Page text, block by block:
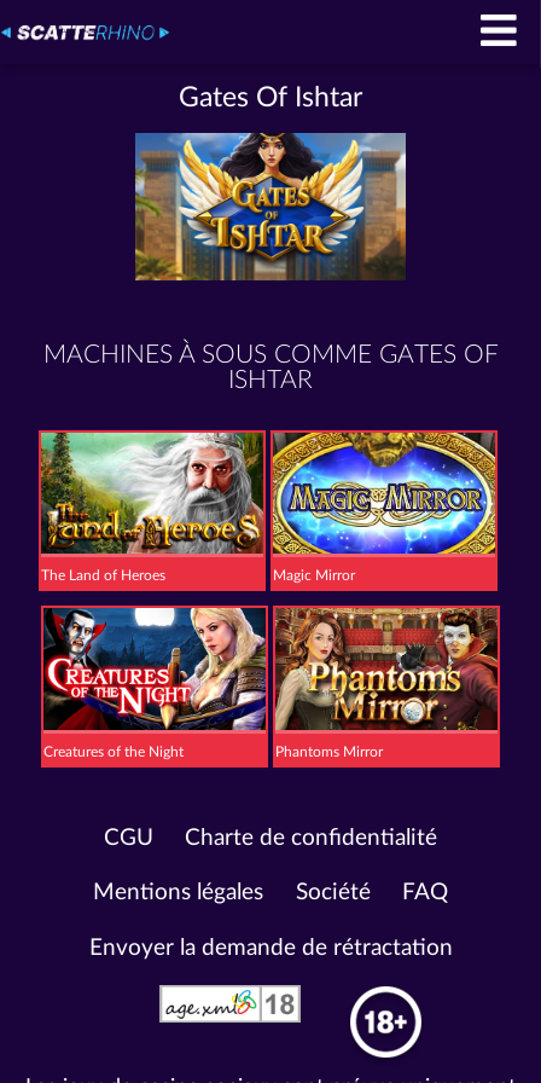
Gates Of Ishtar
MACHINES À SOUS COMME GATES OF
ISHTAR
The Land of Heroes Magic Mirror
Creatures of the Night Phantoms Mirror
CGU Charte de confidentialité
Mentions légales Société FAQ
Envoyer la demande de rétractation